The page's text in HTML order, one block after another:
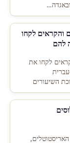
והקראים לקחו
להם
והקראים לקחו את
השיעורים
האריסטוטלים,